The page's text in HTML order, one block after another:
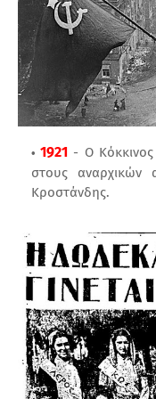
1921 - Ο Κόκκινος
στους αναρχικών
Κροστάνδης.